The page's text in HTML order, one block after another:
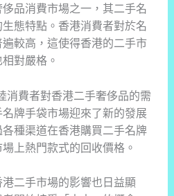
品消費市場之一，其二手名
態特點。香港消費者對於名
較高，這使得香港的二手市
對嚴格。
消費者對香港二手奢侈品的需
牌手袋市場迎來了新的發展
種渠道在香港購買二手名牌
上熱門款式的回收價格。
二手市場的影響也日益顯